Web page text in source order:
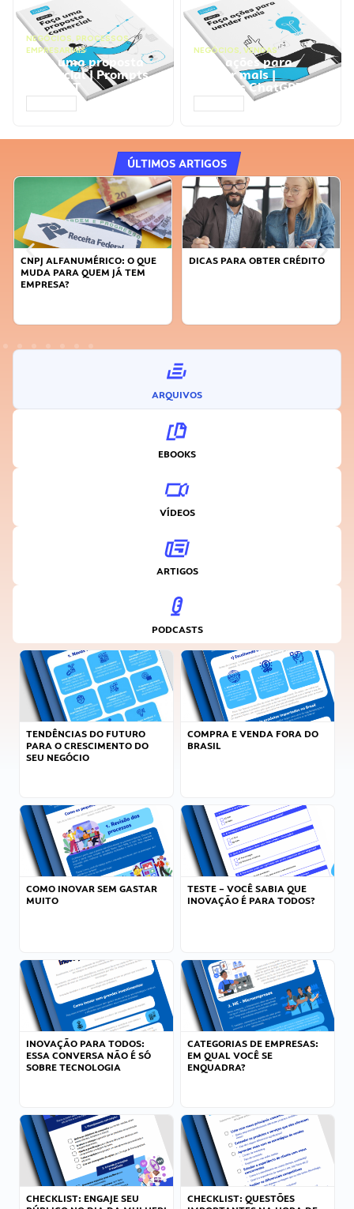
NEGÓCIOS, PROCESSOS
EMPRESARIAIS
Faça uma proposta
comercial | Prompts
ChatGPT
NEGÓCIOS, VENDAS
Faça ações para
vender mais |
Prompts ChatGPT
ÚLTIMOS ARTIGOS
CNPJ ALFANUMÉRICO: O QUE
MUDA PARA QUEM JÁ TEM
EMPRESA?
DICAS PARA OBTER CRÉDITO
ARQUIVOS
EBOOKS
VÍDEOS
ARTIGOS
PODCASTS
TENDÊNCIAS DO FUTURO
PARA O CRESCIMENTO DO
SEU NEGÓCIO
COMPRA E VENDA FORA DO
BRASIL
COMO INOVAR SEM GASTAR
MUITO
TESTE – VOCÊ SABIA QUE
INOVAÇÃO É PARA TODOS?
INOVAÇÃO PARA TODOS:
ESSA CONVERSA NÃO É SÓ
SOBRE TECNOLOGIA
CATEGORIAS DE EMPRESAS:
EM QUAL VOCÊ SE
ENQUADRA?
CHECKLIST: ENGAJE SEU
CHECKLIST: QUESTÕES